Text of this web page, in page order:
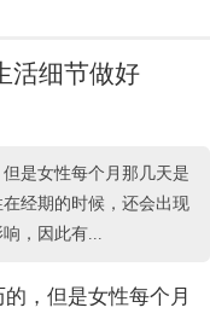
活细节做好
是女性每个月那几天是
经期的时候，还会出现
，因此有...
，但是女性每个月